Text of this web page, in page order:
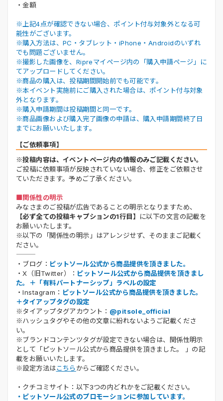
・金額
※上記4点が確認できない場合、ポイント付与対象外となる可
能性がございます。
※購入方法は、PC・タブレット・iPhone・Androidのいずれ
でも問題ございません。
※撮影した画像を、Ripreマイページ内の「購入申請ページ」に
てアップロードしてください。
※商品の購入は、投稿期間開始前でも可能です。
※本イベント実施前にご購入された場合は、ポイント付与対象
外となります。
※購入申請期間は投稿期間と同一です。
※商品画像および購入完了画像の申請は、購入申請期間終了日
までにお願いいたします。
【ご依頼事項】
※投稿内容は、イベントページ内の情報のみご記載ください。
ご投稿に依頼事項が反映されていない場合、修正をご依頼させ
ていただきます。予めご了承ください。
■関係性の明示
みなさまのご投稿が広告であることの明示となりますため、
【必ず全ての投稿キャプションの1行目】
に以下の文言の記載を
お願いいたします。
※以下の「関係性の明示」はアレンジせず、そのままご記載く
ださい。
・ブログ： ピットソール公式から商品提供を頂きました。
・X（旧Twitter）： ピットソール公式から商品提供を頂きまし
た。＋「有料パートナーシップ」ラベルの設定
・Instagram： ピットソール公式から商品提供を頂きました。
＋タイアップタグの設定
※タイアップタグアカウント： @pitsole_official
※ハッシュタグやその他の文章に紛れないようご記載くださ
い。
※ブランドコンテンツタグが設定できない場合は、関係性明示
として「ピットソール公式から商品提供を頂きました。 」の記
載をお願いいたします。
※設定方法はこちら からご確認ください。
・クチコミサイト：以下3つの内どれかをご記載ください。
・ピットソール公式のプロモーションに参加しています。